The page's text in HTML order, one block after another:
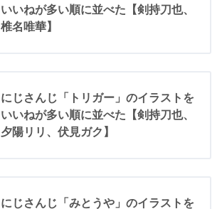
いいねが多い順に並べた【剣持刀也、
椎名唯華】
にじさんじ「トリガー」のイラストを
いいねが多い順に並べた【剣持刀也、
夕陽リリ、伏見ガク】
にじさんじ「みとうや」のイラストを